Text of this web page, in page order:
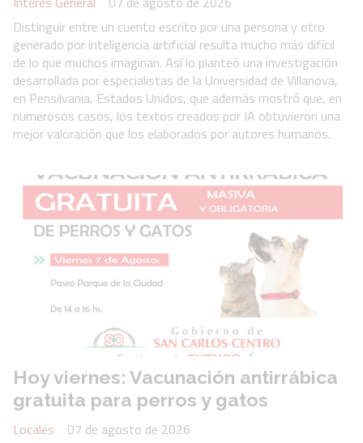
Distinguir entre un cuento escrito por una persona y otro
generado por inteligencia artificial resulta mucho más difícil
de lo que muchos imaginan. Así lo planteó una investigación
desarrollada por especialistas de la Universidad de Villanova,
en Pensilvania, Estados Unidos, que además mostró que, en
numerosos casos, los textos creados por IA obtuvieron una
mejor valoración que los elaborados por autores humanos.
Hoy viernes: Vacunación antirrábica
gratuita para perros y gatos
Locales
07 de agosto de 2026